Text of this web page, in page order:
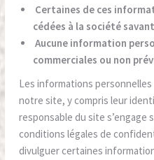
Certaines de ces
cédées à la société
Aucune information
commerciales ou non
Les informations
notre site, y compris leur
responsable du site s’engage
conditions légales de
divulguer certaines